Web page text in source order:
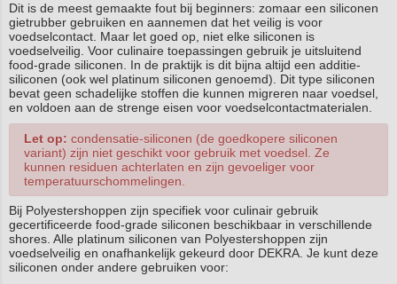
Dit is de meest gemaakte fout bij beginners: zomaar een siliconen
gietrubber gebruiken en aannemen dat het veilig is voor
voedselcontact. Maar let goed op, niet elke siliconen is
voedselveilig. Voor culinaire toepassingen gebruik je uitsluitend
food-grade siliconen. In de praktijk is dit bijna altijd een additie-
siliconen (ook wel platinum siliconen genoemd). Dit type siliconen
bevat geen schadelijke stoffen die kunnen migreren naar voedsel,
en voldoen aan de strenge eisen voor voedselcontactmaterialen.
Let op: condensatie-siliconen (de goedkopere siliconen
variant) zijn niet geschikt voor gebruik met voedsel. Ze
kunnen residuen achterlaten en zijn gevoeliger voor
temperatuurschommelingen.
Bij Polyestershoppen zijn specifiek voor culinair gebruik
gecertificeerde food-grade siliconen beschikbaar in verschillende
shores. Alle platinum siliconen van Polyestershoppen zijn
voedselveilig en onafhankelijk gekeurd door DEKRA. Je kunt deze
siliconen onder andere gebruiken voor: